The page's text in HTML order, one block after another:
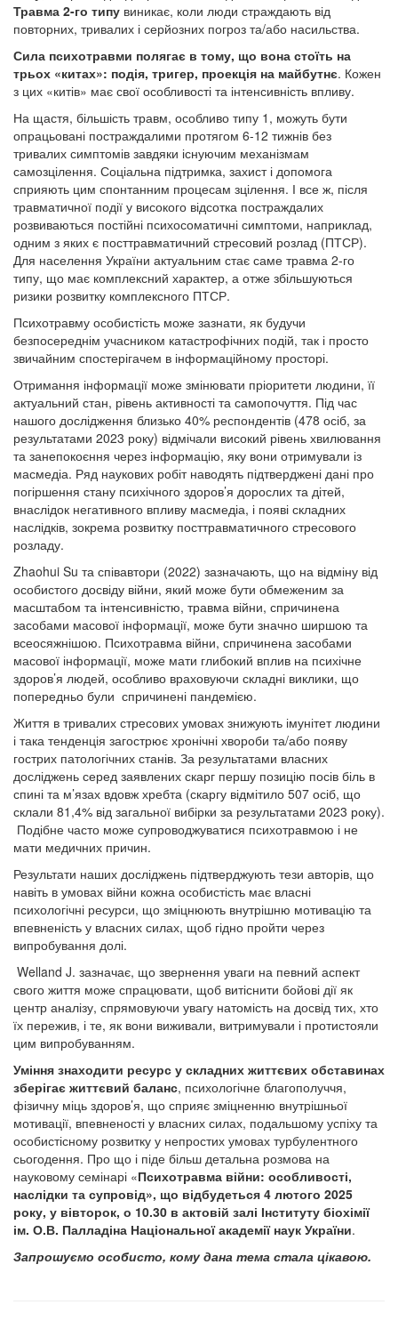
Травма 2-го типу виникає, коли люди страждають від
повторних, тривалих і серйозних погроз та/або насильства.
Сила психотравми полягає в тому, що вона стоїть на
трьох «китах»: подія, тригер, проекція на майбутнє. Кожен
з цих «китів» має свої особливості та інтенсивність впливу.
На щастя, більшість травм, особливо типу 1, можуть бути
опрацьовані постраждалими протягом 6-12 тижнів без
тривалих симптомів завдяки існуючим механізмам
самозцілення. Соціальна підтримка, захист і допомога
сприяють цим спонтанним процесам зцілення. І все ж, після
травматичної події у високого відсотка постраждалих
розвиваються постійні психосоматичні симптоми, наприклад,
одним з яких є посттравматичний стресовий розлад (ПТСР).
Для населення України актуальним стає саме травма 2-го
типу, що має комплексний характер, а отже збільшуються
ризики розвитку комплексного ПТСР.
Психотравму особистість може зазнати, як будучи
безпосереднім учасником катастрофічних подій, так і просто
звичайним спостерігачем в інформаційному просторі.
Отримання інформації може змінювати пріоритети людини, її
актуальний стан, рівень активності та самопочуття. Під час
нашого дослідження близько 40% респондентів (478 осіб, за
результатами 2023 року) відмічали високий рівень хвилювання
та занепокоєння через інформацію, яку вони отримували із
масмедіа. Ряд наукових робіт наводять підтверджені дані про
погіршення стану психічного здоров’я дорослих та дітей,
внаслідок негативного впливу масмедіа, і появі складних
наслідків, зокрема розвитку посттравматичного стресового
розладу.
Zhaohui Su та співавтори (2022) зазначають, що на відміну від
особистого досвіду війни, який може бути обмеженим за
масштабом та інтенсивністю, травма війни, спричинена
засобами масової інформації, може бути значно ширшою та
всеосяжнішою. Психотравма війни, спричинена засобами
масової інформації, може мати глибокий вплив на психічне
здоров’я людей, особливо враховуючи складні виклики, що
попередньо були спричинені пандемією.
Життя в тривалих стресових умовах знижують імунітет людини
і така тенденція загострює хронічні хвороби та/або появу
гострих патологічних станів. За результатами власних
досліджень серед заявлених скарг першу позицію посів біль в
спині та м’язах вдовж хребта (скаргу відмітило 507 осіб, що
склали 81,4% від загальної вибірки за результатами 2023 року).
Подібне часто може супроводжуватися психотравмою і не
мати медичних причин.
Результати наших досліджень підтверджують тези авторів, що
навіть в умовах війни кожна особистість має власні
психологічні ресурси, що зміцнюють внутрішню мотивацію та
впевненість у власних силах, щоб гідно пройти через
випробування долі.
Welland J. зазначає, що звернення уваги на певний аспект
свого життя може спрацювати, щоб витіснити бойові дії як
центр аналізу, спрямовуючи увагу натомість на досвід тих, хто
їх пережив, і те, як вони виживали, витримували і протистояли
цим випробуванням.
Уміння знаходити ресурс у складних життєвих обставинах
зберігає життєвий баланс, психологічне благополуччя,
фізичну міць здоров’я, що сприяє зміцненню внутрішньої
мотивації, впевненості у власних силах, подальшому успіху та
особистісному розвитку у непростих умовах турбулентного
сьогодення. Про що і піде більш детальна розмова на
науковому семінарі «Психотравма війни: особливості,
наслідки та супровід», що відбудеться 4 лютого 2025
року, у вівторок, о 10.30 в актовій залі Інституту біохімії
ім. О.В. Палладіна Національної академії наук України.
Запрошуємо особисто, кому дана тема стала цікавою.